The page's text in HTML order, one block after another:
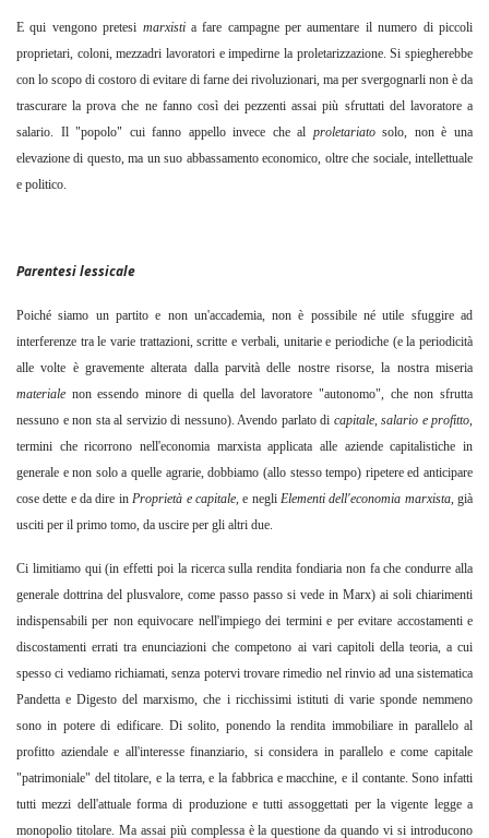
E qui vengono pretesi marxisti a fare campagne per aumentare il numero di piccoli
proprietari, coloni, mezzadri lavoratori e impedirne la proletarizzazione. Si spiegherebbe
con lo scopo di costoro di evitare di farne dei rivoluzionari, ma per svergognarli non è da
trascurare la prova che ne fanno così dei pezzenti assai più sfruttati del lavoratore a
salario. Il "popolo" cui fanno appello invece che al proletariatosolo, non è una
elevazione di questo, ma un suo abbassamento economico, oltre che sociale, intellettuale
e politico.
Parentesi lessicale
Poiché siamo un partito e non un'accademia, non è possibile né utile sfuggire ad
interferenze tra le varie trattazioni, scritte e verbali, unitarie e periodiche (e la periodicità
alle volte è gravemente alterata dalla parvità delle nostre risorse, la nostra miseria
materiale non essendo minore di quella del lavoratore "autonomo", che non sfrutta
nessuno e non sta al servizio di nessuno). Avendo parlato di capitale, salario e profitto,
termini che ricorrono nell'economia marxista applicata alle aziende capitalistiche in
generale e non solo a quelle agrarie, dobbiamo (allo stesso tempo) ripetere ed anticipare
cose dette e da dire inProprietà e capitale, e negli Elementi dell'economia marxista, già
usciti per il primo tomo, da uscire per gli altri due.
Ci limitiamo qui (in effetti poi la ricerca sulla rendita fondiaria non fa che condurre alla
generale dottrina del plusvalore, come passo passo si vede in Marx) ai soli chiarimenti
indispensabili per non equivocare nell'impiego dei termini e per evitare accostamenti e
discostamenti errati tra enunciazioni che competono ai vari capitoli della teoria, a cui
spesso ci vediamo richiamati, senza potervi trovare rimedio nel rinvio ad una sistematica
Pandetta e Digesto del marxismo, che i ricchissimi istituti di varie sponde nemmeno
sono in potere di edificare. Di solito, ponendo la rendita immobiliare in parallelo al
profitto aziendale e all'interesse finanziario, si considera in parallelo e come capitale
"patrimoniale" del titolare, e la terra, e la fabbrica e macchine, e il contante. Sono infatti
tutti mezzi dell'attuale forma di produzione e tutti assoggettati per la vigente legge a
monopolio titolare. Ma assai più complessa è la questione da quando vi si introducono